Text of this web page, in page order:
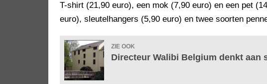
T-shirt (21,90 euro), een mok (7,90 euro) en een pet
euro), sleutelhangers (5,90 euro) en twee soorten
ZIE OOK
Directeur Walibi Belgium denkt aan